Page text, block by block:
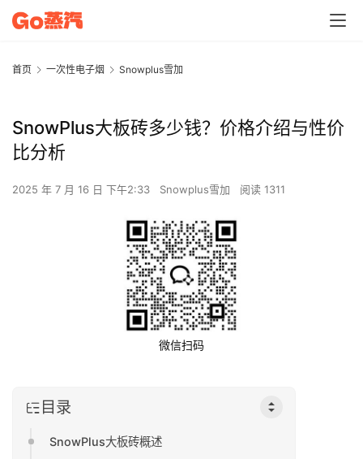
首页 一次性电子烟 Snowplus雪加
SnowPlus大板砖多少钱？价格介绍与性价
比分析
2025 年 7 月 16 日 下午2:33 Snowplus雪加 阅读 1311
微信扫码
目录
SnowPlus大板砖概述